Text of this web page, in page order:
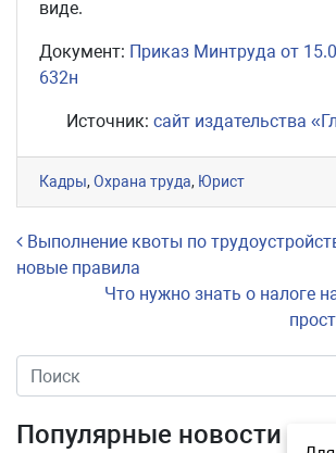
виде.
Документ: Приказ Минтруда от
632н
Источник: сайт издательства
Кадры,Охрана труда, Юрист
Навигация по
Выполнение квоты по
новые правила
Что нужно знать о налоге
Популярные новости